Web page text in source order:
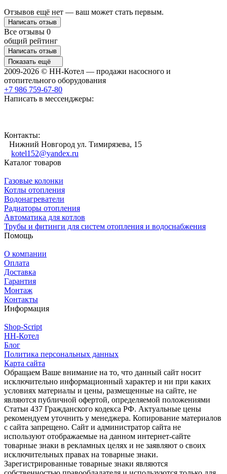
Отзывов ещё нет — ваш может стать первым.
Написать отзыв
Все отзывы 0
общий рейтинг
Написать отзыв
Показать ещё
2009-2026 © НН-Котел — продажи насосного и
отопительного оборудования
+7 986 759-67-80
Написать в мессенджеры:
Контакты:
Нижний Новгород ул. Тимирязева, 15
kotel152@yandex.ru
Каталог товаров
Газовые колонки
Котлы отопления
Водонагреватели
Радиаторы отопления
Автоматика для котлов
Трубы и фитинги для систем отопления и водоснабжения
Помощь
О компании
Оплата
Доставка
Гарантия
Монтаж
Контакты
Информация
Shop-Script
НН-Котел
Блог
Политика персональных данных
Карта сайта
Обращаем Ваше внимание на то, что данный сайт носит
исключительно информационный характер и ни при каких
условиях материалы и цены, размещенные на сайте, не
являются публичной офертой, определяемой положениями
Статьи 437 Гражданского кодекса РФ. Актуальные цены
рекомендуем уточнить у менеджера. Копирование материалов
с сайта запрещено. Сайт и администратор сайта не
используют отображаемые на данном интернет-сайте
товарные знаки в рекламных целях и не заявляют о своих
исключительных правах на товарные знаки.
Зарегистрированные товарные знаки являются